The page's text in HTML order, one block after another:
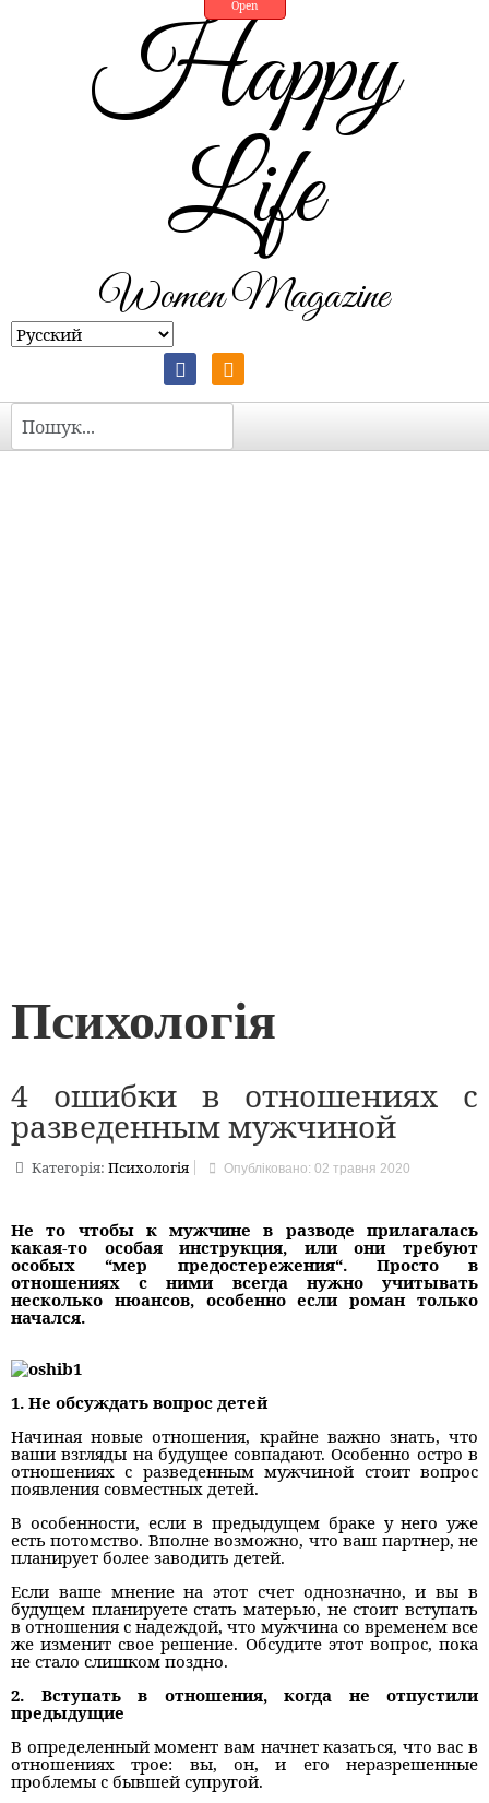
Open
Happy
Life
Women Magazine
Пошук
Психологія
4 ошибки в отношениях с
разведенным мужчиной
Категорія:Психологія Опубліковано: 02 травня 2020
Не то чтобы к мужчине в разводе прилагалась
какая-то особая инструкция, или они требуют
особых “мер предостережения“. Просто в
отношениях с ними всегда нужно учитывать
несколько нюансов, особенно если роман только
начался.
1. Не обсуждать вопрос детей
Начиная новые отношения, крайне важно знать, что
ваши взгляды на будущее совпадают. Особенно остро в
отношениях с разведенным мужчиной стоит вопрос
появления совместных детей.
В особенности, если в предыдущем браке у него уже
есть потомство. Вполне возможно, что ваш партнер, не
планирует более заводить детей.
Если ваше мнение на этот счет однозначно, и вы в
будущем планируете стать матерью, не стоит вступать
в отношения с надеждой, что мужчина со временем все
же изменит свое решение. Обсудите этот вопрос, пока
не стало слишком поздно.
2. Вступать в отношения, когда не отпустили
предыдущие
В определенный момент вам начнет казаться, что вас в
отношениях трое: вы, он, и его неразрешенные
проблемы с бывшей супругой.